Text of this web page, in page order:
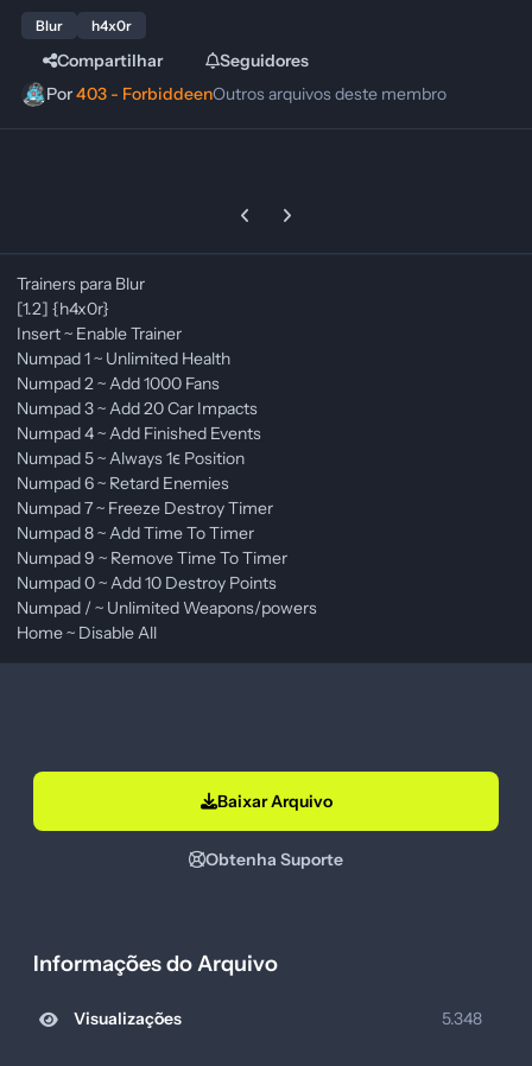
Blur h4x0r
Compartilhar
Seguidores
Por403 - ForbiddeenOutros arquivos deste membro
Previous carousel slide
Next carousel slide
Trainers para Blur
[1.2] {h4x0r}
Insert ~ Enable Trainer
Numpad 1 ~ Unlimited Health
Numpad 2 ~ Add 1000 Fans
Numpad 3 ~ Add 20 Car Impacts
Numpad 4 ~ Add Finished Events
Numpad 5 ~ Always 1є Position
Numpad 6 ~ Retard Enemies
Numpad 7 ~ Freeze Destroy Timer
Numpad 8 ~ Add Time To Timer
Numpad 9 ~ Remove Time To Timer
Numpad 0 ~ Add 10 Destroy Points
Numpad / ~ Unlimited Weapons/powers
Home ~ Disable All
Baixar Arquivo
Obtenha Suporte
Informações do Arquivo
Visualizações 5.348